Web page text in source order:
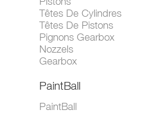
Têtes De Cylindres
Têtes De Pistons
Pignons Gearbox
Nozzels
Gearbox
PaintBall
PaintBall